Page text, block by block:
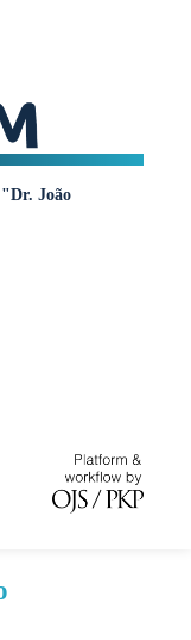
"Dr. João